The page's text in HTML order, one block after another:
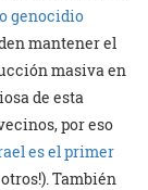
genocidio
mantener el
masiva en
de esta
por eso
es el primer
También